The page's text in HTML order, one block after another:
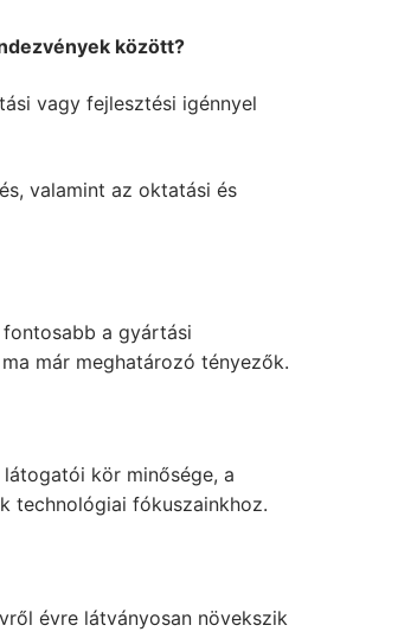
között?
vagy fejlesztési igénnyel
valamint az oktatási és
a gyártási
már meghatározó tényezők.
kör minősége, a
technológiai fókuszainkhoz.
évre látványosan növekszik